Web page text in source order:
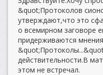
&quot;Протоколов
утверждают,что это
о всемирном заговоре
придерживаются
действительности.В
этом не встречал.